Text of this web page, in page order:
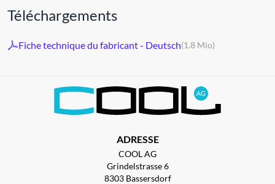
Téléchargements
Fiche technique du fabricant - Deutsch(1.8 Mio)
ADRESSE
COOL AG
Grindelstrasse 6
8303 Bassersdorf